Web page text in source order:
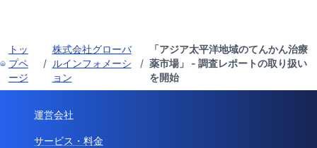
トッ
プペ
ージ
/
株式会社グローバ
ルインフォメーシ
ョン
/
「アジア太平洋地域のてんかん治療
薬市場」 - 調査レポートの取り扱い
を開始
運営会社
サービス・料金